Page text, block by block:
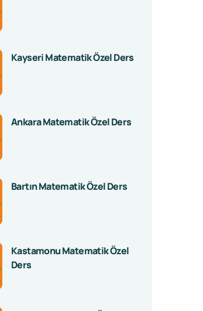
Kayseri Matematik Özel Ders
Ankara Matematik Özel Ders
Bartın Matematik Özel Ders
Kastamonu Matematik Özel
Ders